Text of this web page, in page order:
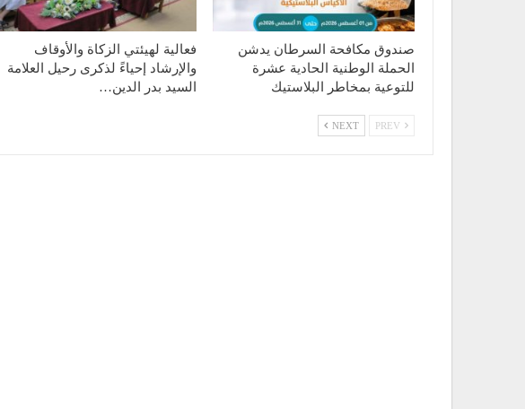
صندوق مكافحة السرطان يدشن
الحملة الوطنية الحادية عشرة
للتوعية بمخاطر البلاستيك
فعالية لهيئتي الزكاة والأوقاف
والإرشاد إحياءً لذكرى رحيل العلامة
السيد بدر الدين…
NEXT